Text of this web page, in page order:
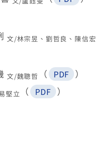
文/林宗昱、劉哲良、陳信宏
文/魏聰哲 （ PDF ）
堅立 （ PDF ）